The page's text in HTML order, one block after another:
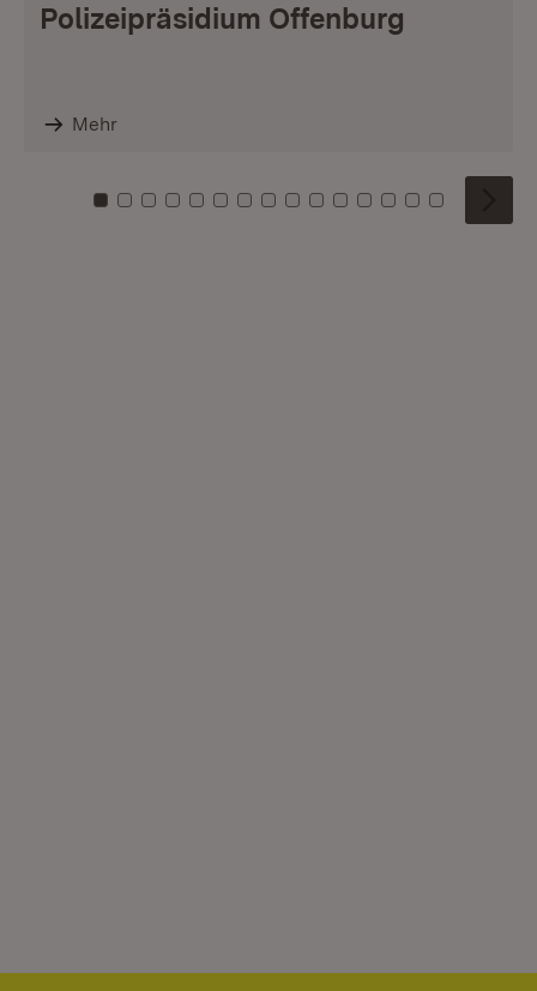
Polizeipräsidium Offenburg
Mehr
Zu Kachel: 0
Zu Kachel: 1
Zu Kachel: 2
Zu Kachel: 3
Zu Kachel: 4
Zu Kachel: 5
Zu Kachel: 6
Zu Kachel: 7
Zu Kachel: 8
Zu Kachel: 9
Zu Kachel: 10
Zu Kachel: 11
Zu Kachel: 12
Zu Kachel:
Zu